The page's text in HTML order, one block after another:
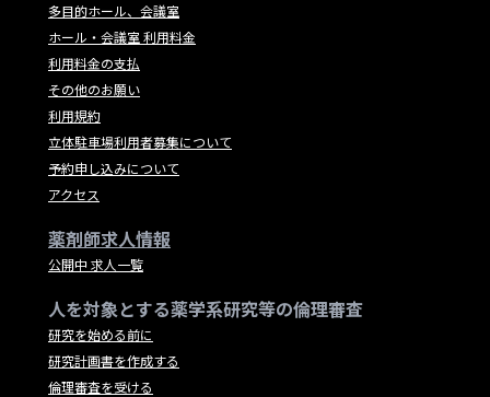
多目的ホール、会議室
ホール・会議室 利用料金
利用料金の支払
その他のお願い
利用規約
立体駐車場利用者募集について
予約申し込みについて
アクセス
薬剤師求人情報
公開中 求人一覧
人を対象とする薬学系研究等の倫理審査
研究を始める前に
研究計画書を作成する
倫理審査を受ける